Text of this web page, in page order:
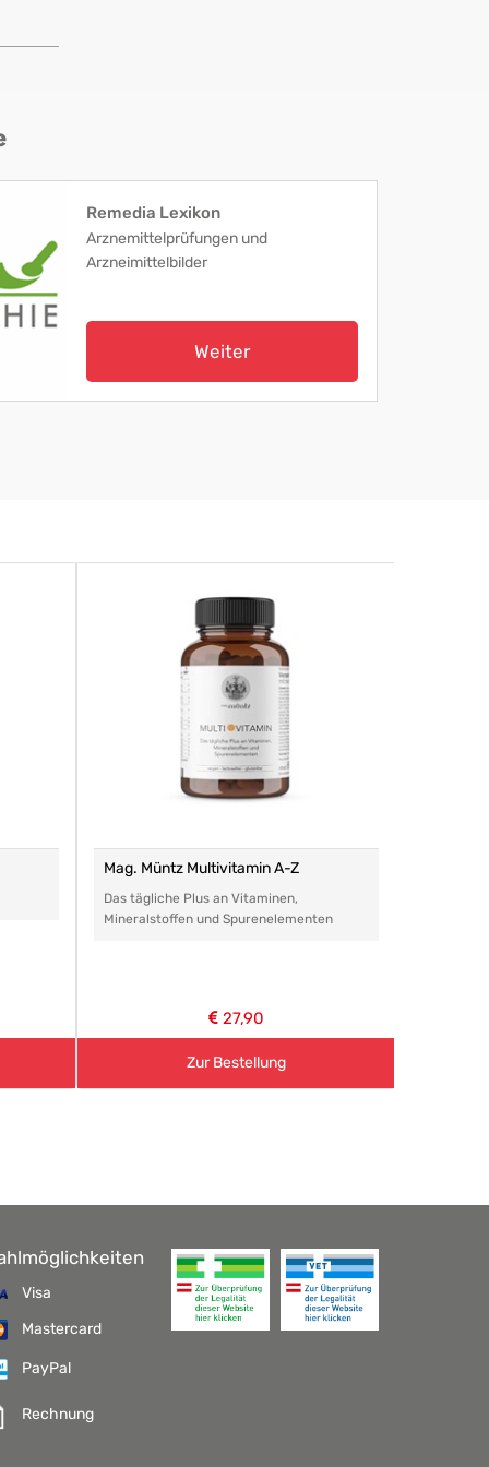
Remedia Lexikon
Arznemittelprüfungen und
Arzneimittelbilder
Weiter
Mag. Müntz Multivitamin A-Z
Das tägliche Plus an Vitaminen,
Mineralstoffen und Spurenelementen
27,90
Zur Bestellung
Visa
Mastercard
PayPal
Rechnung